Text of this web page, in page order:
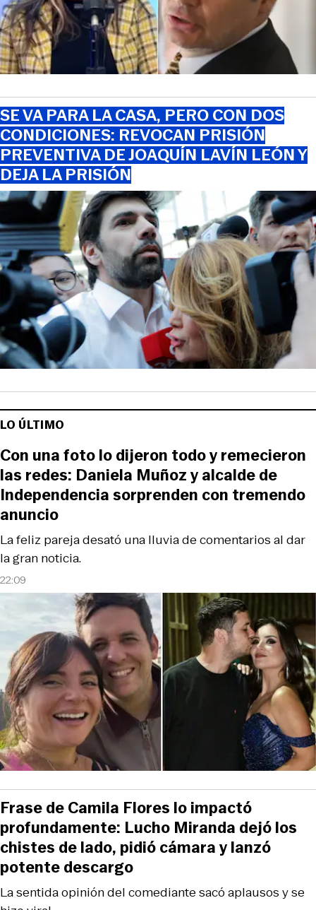
SE VA PARA LA CASA, PERO CON DOS
CONDICIONES: REVOCAN PRISIÓN
PREVENTIVA DE JOAQUÍN LAVÍN LEÓN Y
DEJA LA PRISIÓN
LO ÚLTIMO
22:09
La feliz pareja desató una lluvia de comentarios al dar
la gran noticia.
Con una foto lo dijeron todo y remecieron
las redes: Daniela Muñoz y alcalde de
Independencia sorprenden con tremendo
anuncio
La sentida opinión del comediante sacó aplausos y se
Frase de Camila Flores lo impactó
profundamente: Lucho Miranda dejó los
chistes de lado, pidió cámara y lanzó
potente descargo